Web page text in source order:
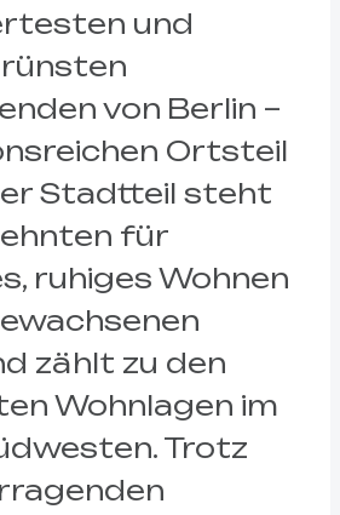
und
von Berlin –
Ortsteil
Stadtteil steht
für
ruhiges Wohnen
zählt zu den
Wohnlagen im
Trotz